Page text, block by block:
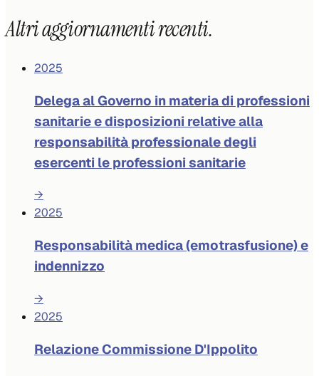
Altri aggiornamenti recenti.
2025
Delega al Governo in materia di professioni
sanitarie e disposizioni relative alla
responsabilità professionale degli
esercenti le professioni sanitarie
→
2025
Responsabilità medica (emotrasfusione) e
indennizzo
→
2025
Relazione Commissione D'Ippolito